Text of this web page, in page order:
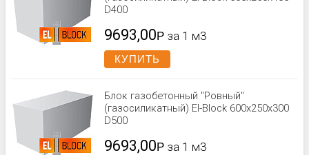
D400
9693,00Р за 1 м3
КУПИТЬ
Блок газобетонный "Ровный"
(газосиликатный) El-Block 600х250х300
D500
9693,00Р за 1 м3